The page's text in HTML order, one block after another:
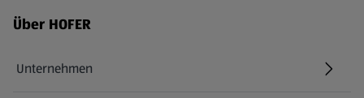
Fußzeilenmenü - weitere Links
Über HOFER
Unternehmen